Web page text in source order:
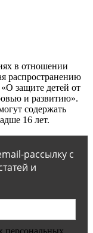
в отношении
распространению
защите детей от
и развитию».
содержать
16 лет.
рассылку с
и